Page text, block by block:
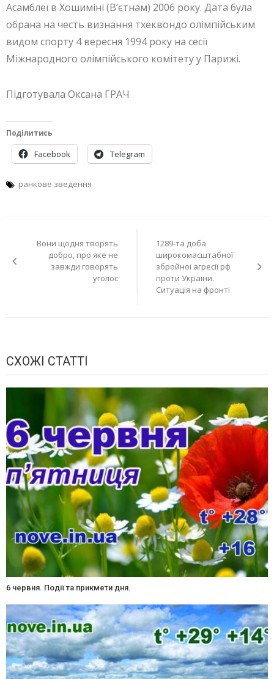
Асамблеї в Хошиміні (В’єтнам) 2006 року. Дата була
обрана на честь визнання тхеквондо олімпійським
видом спорту 4 вересня 1994 року на сесії
Міжнародного олімпійського комітету у Парижі.
Підготувала Оксана ГРАЧ
Поділитись
Facebook Telegram
ранкове зведення
записів
Вони щодня творять
добро, про яке не
завжди говорять
уголос
1289-та доба
широкомасштабної
збройної агресії рф
проти України.
Ситуація на фронті
СХОЖІ СТАТТІ
6 червня. Події та прикмети дня.